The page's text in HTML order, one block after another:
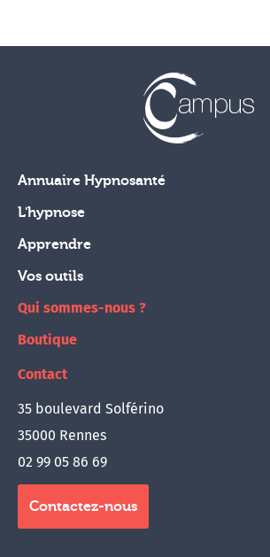
Annuaire Hypnosanté
L'hypnose
Apprendre
Vos outils
Qui sommes-nous ?
Boutique
Contact
35 boulevard Solférino
35000 Rennes
02 99 05 86 69
Contactez-nous